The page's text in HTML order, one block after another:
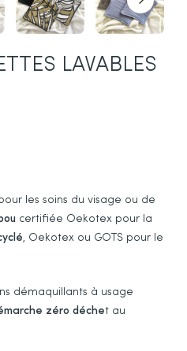
LAVABLES
:
les soins du visage ou de
certifiée Oekotex pour la
, Oekotex ou GOTS pour le
démaquillants à usage
zéro déchet au